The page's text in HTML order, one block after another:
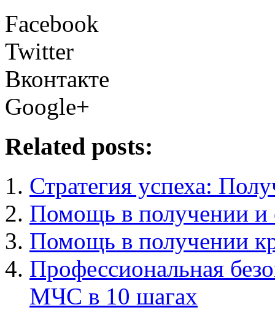
Facebook
Twitter
Вконтакте
Google+
Related posts:
Стратегия успеха:
Помощь в получении и
Помощь в получении
Профессиональная
МЧС в 10 шагах